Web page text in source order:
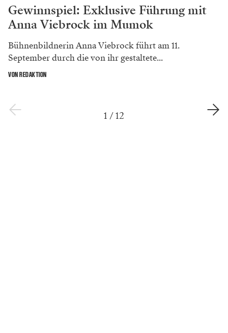
Gewinnspiel: Exklusive Führung mit
Anna Viebrock im Mumok
Bühnenbildnerin Anna Viebrock führt am 11.
September durch die von ihr gestaltete...
VON REDAKTION
1 /12